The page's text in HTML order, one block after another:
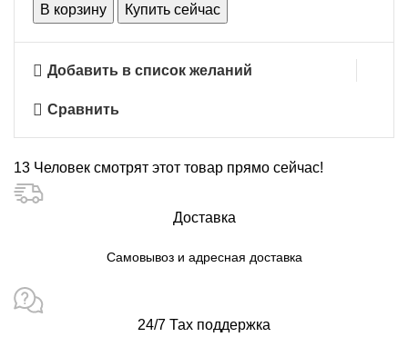
В корзину Купить сейчас
Добавить в список желаний
Сравнить
13 Человек смотрят этот товар прямо сейчас!
Доставка
Самовывоз и адресная доставка
24/7 Тах поддержка